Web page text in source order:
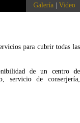
Galería Video
para cubrir todas las
de un centro de
servicio de conserjería,